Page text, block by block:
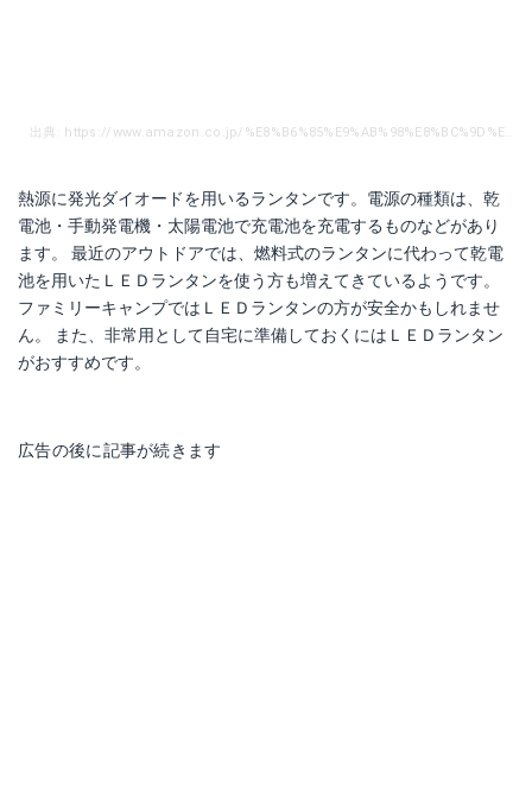
熱源に発光ダイオードを用いるランタンです。電源の種類は、乾
電池・手動発電機・太陽電池で充電池を充電するものなどがあり
ます。 最近のアウトドアでは、燃料式のランタンに代わって乾電
池を用いたＬＥＤランタンを使う方も増えてきているようです。
ファミリーキャンプではＬＥＤランタンの方が安全かもしれませ
ん。 また、非常用として自宅に準備しておくにはＬＥＤランタン
がおすすめです。
広告の後に記事が続きます